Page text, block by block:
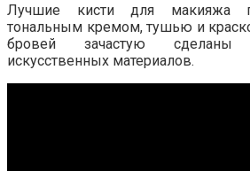
Лучшие кисти для макияжа
тональным кремом, тушью и
бровей зачастую
искусственных материалов.